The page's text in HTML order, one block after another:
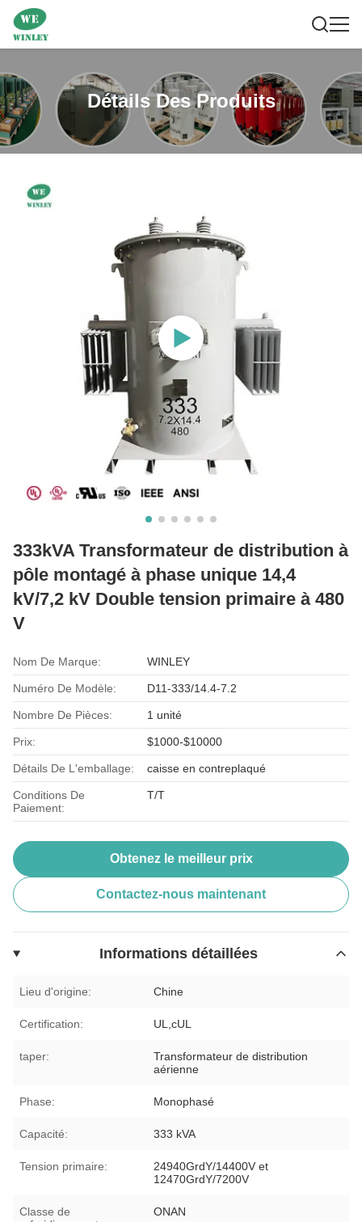
Détails Des Produits
333kVA Transformateur de distribution à
pôle montagé à phase unique 14,4
kV/7,2 kV Double tension primaire à 480
V
Nom De Marque: WINLEY
Numéro De Modèle: D11-333/14.4-7.2
Nombre De Pièces: 1 unité
Prix: $1000-$10000
Détails De L'emballage: caisse en contreplaqué
Conditions De
Paiement:
T/T
Obtenez le meilleur prix
Contactez-nous maintenant
Informations détaillées
Lieu d'origine: Chine
Certification: UL,cUL
taper:
Transformateur de distribution
aérienne
Phase: Monophasé
Capacité: 333 kVA
Tension primaire:
24940GrdY/14400V et
12470GrdY/7200V
Classe de
ONAN